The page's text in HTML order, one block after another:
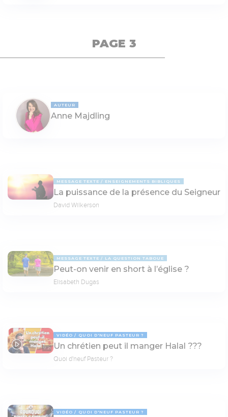
PAGE 3
AUTEUR
Anne Majdling
MESSAGE TEXTE ENSEIGNEMENTS BIBLIQUES
La puissance de la présence du Seigneur
David Wilkerson
MESSAGE TEXTE LA QUESTION TABOUE
Peut-on venir en short à l’église ?
Elisabeth Dugas
17:21
VIDÉO QUOI D'NEUF PASTEUR ?
Un chrétien peut il manger Halal ???
Quoi d'neuf Pasteur ?
VIDÉO QUOI D'NEUF PASTEUR ?